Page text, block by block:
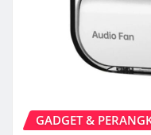
GADGET &